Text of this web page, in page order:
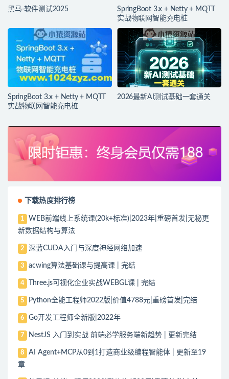
黑马-软件测试2025
SpringBoot 3.x + Netty + MQTT
实战物联网智能充电桩
SpringBoot 3.x + Netty + MQTT
实战物联网智能充电桩
2026最新AI测试基础一套通关
下载热度排行榜
1
WEB前端线上系统课(20k+标准)|2023年|重磅首发|无秘更
新数据结构与算法
2 深蓝CUDA入门与深度神经网络加速
3 acwing算法基础课与提高课 | 完结
4 Three.js可视化企业实战WEBGL课 | 完结
5 Python全能工程师2022版|价值4788元|重磅首发|完结
6 Go开发工程师全新版|2022年
7 NestJS 入门到实战 前端必学服务端新趋势 | 更新完结
8
AI Agent+MCP从0到1打造商业级编程智能体 | 更新至19
章